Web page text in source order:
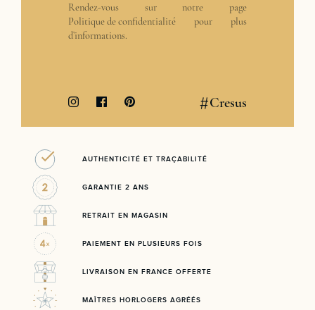
Rendez-vous sur notre page
Politique de confidentialité pour plus
d’informations.
#Cresus
AUTHENTICITÉ ET TRAÇABILITÉ
GARANTIE 2 ANS
RETRAIT EN MAGASIN
PAIEMENT EN PLUSIEURS FOIS
LIVRAISON EN FRANCE OFFERTE
MAÎTRES HORLOGERS AGRÉÉS